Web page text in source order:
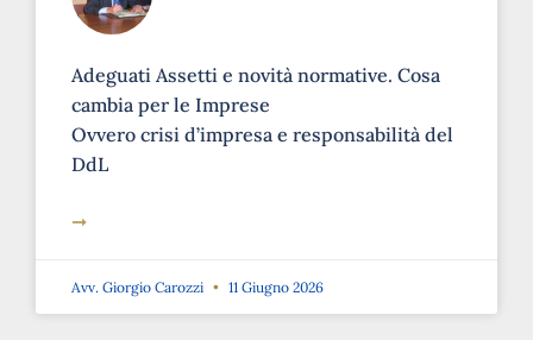
Adeguati Assetti e novità normative. Cosa
cambia per le Imprese
Ovvero crisi d’impresa e responsabilità del
DdL
➞
Avv. Giorgio Carozzi 11 Giugno 2026